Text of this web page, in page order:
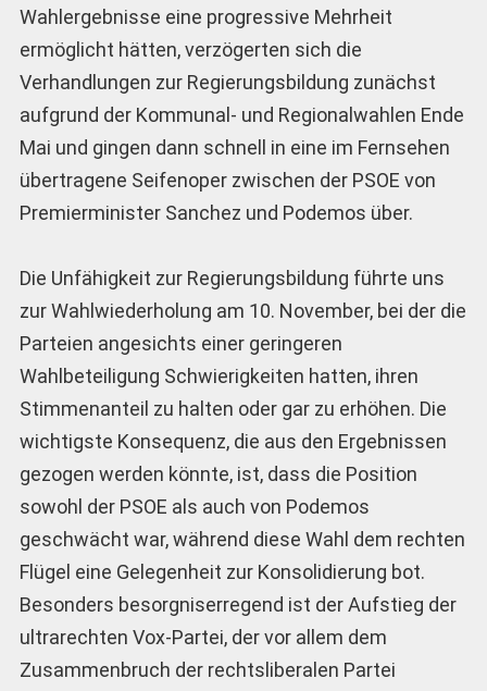
Wahlergebnisse eine progressive Mehrheit
ermöglicht hätten, verzögerten sich die
Verhandlungen zur Regierungsbildung zunächst
aufgrund der Kommunal- und Regionalwahlen Ende
Mai und gingen dann schnell in eine im Fernsehen
übertragene Seifenoper zwischen der PSOE von
Premierminister Sanchez und Podemos über.
Die Unfähigkeit zur Regierungsbildung führte uns
zur Wahlwiederholung am 10. November, bei der die
Parteien angesichts einer geringeren
Wahlbeteiligung Schwierigkeiten hatten, ihren
Stimmenanteil zu halten oder gar zu erhöhen. Die
wichtigste Konsequenz, die aus den Ergebnissen
gezogen werden könnte, ist, dass die Position
sowohl der PSOE als auch von Podemos
geschwächt war, während diese Wahl dem rechten
Flügel eine Gelegenheit zur Konsolidierung bot.
Besonders besorgniserregend ist der Aufstieg der
ultrarechten Vox-Partei, der vor allem dem
Zusammenbruch der rechtsliberalen Partei